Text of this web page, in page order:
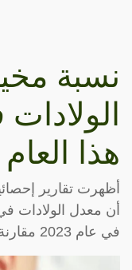
نسبة
هذا العام
أظهرت تقارير
في عام 2023 مقارنة بمعدل الولادات في عام 1950.